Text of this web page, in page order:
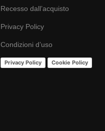
Recesso dall’acquisto
Privacy Policy
Condizioni d’uso
Privacy Policy Cookie Policy